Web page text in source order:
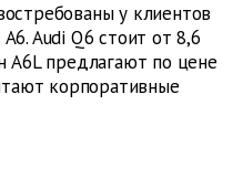
у клиентов
Audi Q6 стоит от 8,6
A6L предлагают по цене
корпоративные